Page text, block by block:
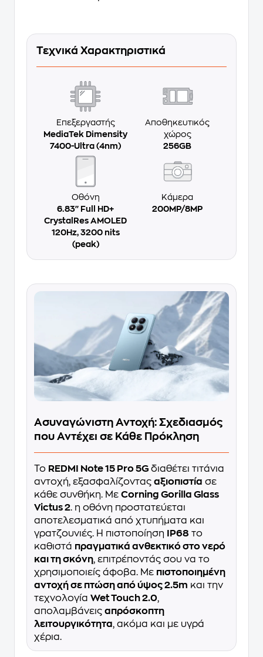
Τεχνικά Χαρακτηριστικά
Επεξεργαστής
MediaTek Dimensity
7400-Ultra (4nm)
Αποθηκευτικός
χώρος
256GB
Οθόνη
6.83'' Full HD+
CrystalRes AMOLED
120Hz, 3200 nits
(peak)
Κάμερα
200MP/8MP
Ασυναγώνιστη Αντοχή: Σχεδιασμός
που Αντέχει σε Κάθε Πρόκληση
Το REDMI Note 15 Pro 5G διαθέτει τιτάνια
αντοχή, εξασφαλίζοντας αξιοπιστία σε
κάθε συνθήκη. Με Corning Gorilla Glass
Victus 2. η οθόνη προστατεύεται
αποτελεσματικά από χτυπήματα και
γρατζουνιές. Η πιστοποίηση IP68 το
καθιστά πραγματικά ανθεκτικό στο νερό
και τη σκόνη, επιτρέποντάς σου να το
χρησιμοποιείς άφοβα. Με πιστοποιημένη
αντοχή σε πτώση από ύψος 2.5m και την
τεχνολογία Wet Touch 2.0,
απολαμβάνεις απρόσκοπτη
λειτουργικότητα, ακόμα και με υγρά
χέρια.